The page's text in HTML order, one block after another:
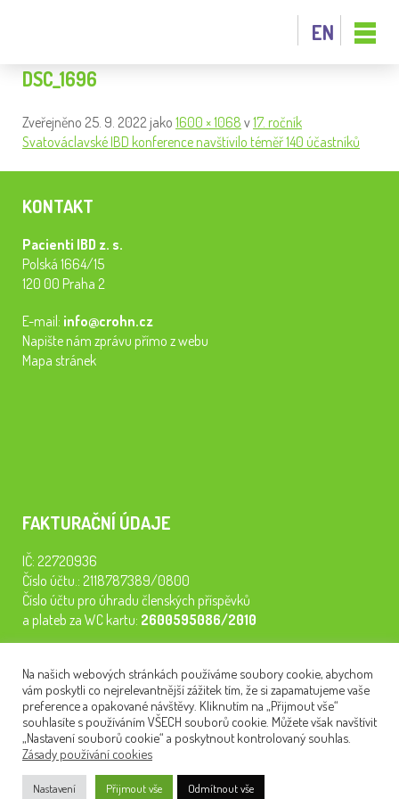
EN
DSC_1696
Zveřejněno 25. 9. 2022 jako 1600 × 1068 v17. ročník
Svatováclavské IBD konference navštívilo téměř 140 účastníků
KONTAKT
Pacienti IBD z. s.
Polská 1664/15
120 00 Praha 2
E-mail: info@crohn.cz
Napište nám zprávu přímo z webu
Mapa stránek
FAKTURAČNÍ ÚDAJE
IČ: 22720936
Číslo účtu.: 2118787389/0800
Číslo účtu pro úhradu členských příspěvků
a plateb za WC kartu: 2600595086/2010
semináře, konferenci, plavbu na lodi a WC kartu. Z peněz
tiskneme odborné publikace pro pacienty.
NEWSLETTER
Na našich webových stránkách používáme soubory cookie, abychom
vám poskytli co nejrelevantnější zážitek tím, že si zapamatujeme vaše
preference a opakované návštěvy. Kliknutím na „Přijmout vše“
souhlasíte s používáním VŠECH souborů cookie. Můžete však navštívit
„Nastavení souborů cookie“ a poskytnout kontrolovaný souhlas.
Zásady používání cookies
Nastavení Přijmout vše Odmítnout vše